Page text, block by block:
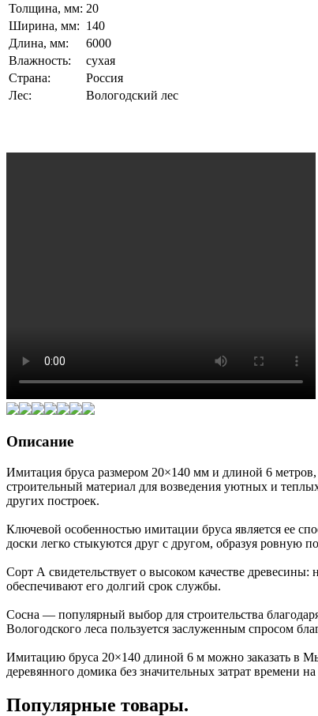
Толщина, мм: 20
Ширина, мм: 140
Длина, мм:
6000
Влажность:
сухая
Страна:
Россия
Лес:
Вологодский лес
Описание
Имитация бруса размером 20×140 мм и длиной 6
строительный материал для возведения уютных и
других построек.
Ключевой особенностью имитации бруса является ее
доски легко стыкуются друг с другом, образуя ровную
Сорт А свидетельствует о высоком качестве
обеспечивают его долгий срок службы.
Сосна — популярный выбор для строительства
Вологодского леса пользуется заслуженным спросом
Имитацию бруса 20×140 длиной 6 м можно заказать в
деревянного домика без значительных затрат времени
Популярные товары.